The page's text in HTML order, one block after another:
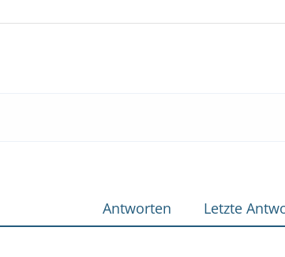
Antworten Letzte